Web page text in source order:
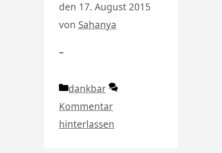
den 17. August 2015
von Sahanya
–
Kategorien
dankbar
Kommentar
hinterlassen